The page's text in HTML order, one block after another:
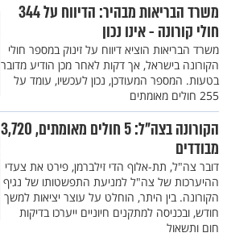
משרד הבריאות מבהיר: הדיווח על 344
חולי קורונה - אינו נכון
משרד הבריאות הוציא דיווח על זינוק במספר חולי
הקורונה בישראל, אך דקות לאחר מכן הודיע מדובר
בטעות. המספר המעודכן, נכון לעכשיו, עומד על
255 חולים מאומתים
הקורונה בצה"ל: 5 חולים מאומתים, 3,720
מבודדים
דובר צה"ל, תת-אלוף הדי זילברמן, פירט את צעדי
ההיערכות של צה"ל למניעת התפשטותו של נגיף
הקורונה. בין היתר, הוחלט על עוצר יציאות למשך
חודש, ובכניסה למתקנים חיוניים ייערכו בדיקות
חום ותשאול